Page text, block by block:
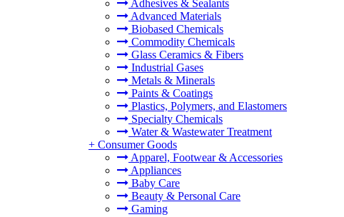
Adhesives & Sealants
Advanced Materials
Biobased Chemicals
Commodity Chemicals
Glass Ceramics & Fibers
Industrial Gases
Metals & Minerals
Paints & Coatings
Plastics, Polymers, and Elastomers
Specialty Chemicals
Water & Wastewater Treatment
+ Consumer Goods
Apparel, Footwear & Accessories
Appliances
Baby Care
Beauty & Personal Care
Gaming